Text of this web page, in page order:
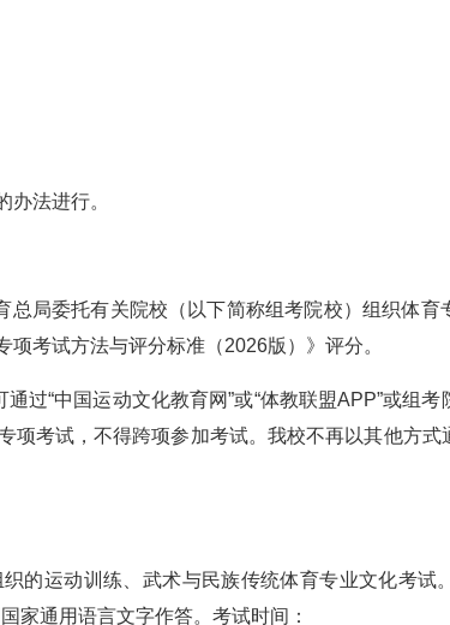
法进行。
局委托有关院校（以下简称组考院校）组织体育
考试方法与评分标准（2026版）》评分。
过“中国运动文化教育网”或“体教联盟APP”或组
项考试，不得跨项参加考试。我校不再以其他方
的运动训练、武术与民族传统体育专业文化考试
家通用语言文字作答。考试时间：